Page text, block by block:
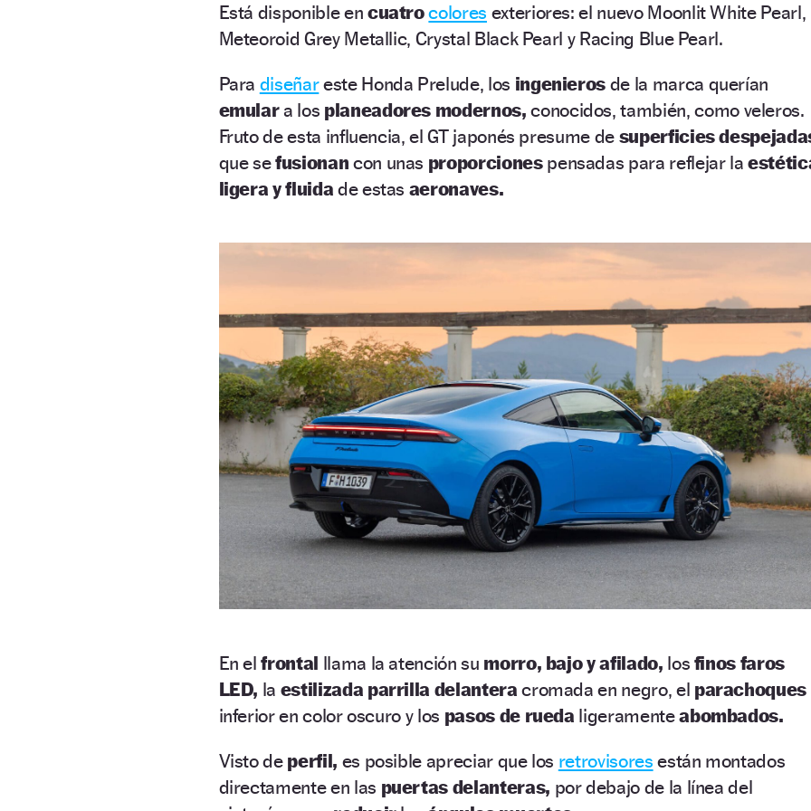
Está disponible en cuatrocolores exteriores: el nuevo Moonlit White Pearl,
Meteoroid Grey Metallic, Crystal Black Pearl y Racing Blue Pearl.
Para diseñareste Honda Prelude, los ingenieros de la marca querían
emulara los planeadores modernos, conocidos, también, como veleros.
Fruto de esta influencia, el GT japonés presume de superficies
que sefusionan con unas proporciones pensadas para reflejar la
ligera y fluida de estas aeronaves.
En elfrontal llama la atención su morro, bajo y afilado, los finos faros
LED, la estilizada parrilla delantera cromada en negro, el parachoques
inferior en color oscuro y los pasos de rueda ligeramenteabombados.
Visto de perfil, es posible apreciar que los retrovisores están montados
directamente en las puertas delanteras, por debajo de la línea del